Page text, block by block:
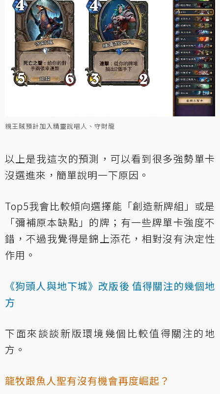
親王賊預計加入精靈說唱人、守財龍
以上是我這次的預測，可以看到很多強勢單卡
沒選進來，簡單說明一下原因。
Top5我會比較傾向選擇能「創造新牌組」或是
「彌補原本缺點」的牌；有一些牌單卡強度不
錯，不過我覺得是錦上添花，相對沒有決定性
作用。
《狗頭人與地下城》改版後 值得關注的幾個地
方
下面來談談新版環境幾個比較值得關注的地
方。
龍牧跟魚人聖有沒有機會再度崛起？